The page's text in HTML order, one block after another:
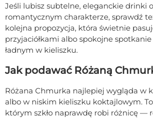
Jeśli lubisz subtelne, eleganckie drinki
romantycznym charakterze, sprawdź
kolejna propozycja, która świetnie
przyjaciółkami albo spokojne
ładnym w kieliszku.
Jak podawać Różaną
Różana Chmurka najlepiej wygląda w
albo w niskim kieliszku koktajlowym.
którym szkło naprawdę robi różnicę —